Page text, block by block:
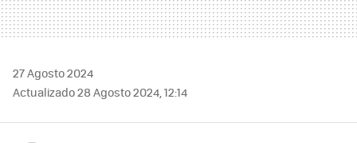
27 Agosto 2024
Actualizado 28 Agosto 2024, 12:14